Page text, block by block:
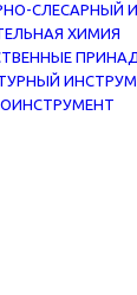
СЛЕСАРНЫЙ
ХИМИЯ